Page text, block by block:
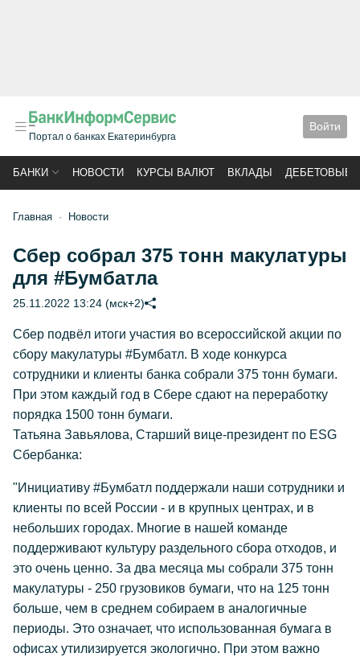
Портал о банках Екатеринбурга
Войти
БАНКИ НОВОСТИ КУРСЫ ВАЛЮТ ВКЛАДЫ ДЕБЕТОВЫЕ
Главная Новости
Сбер собрал 375 тонн макулатуры
для #Бумбатла
25.11.2022 13:24 (мск+2)
Сбер подвёл итоги участия во всероссийской акции по
сбору макулатуры #Бумбатл. В ходе конкурса
сотрудники и клиенты банка собрали 375 тонн бумаги.
При этом каждый год в Сбере сдают на переработку
порядка 1500 тонн бумаги.
Татьяна Завьялова, Старший вице-президент по ESG
Сбербанка:
"Инициативу #Бумбатл поддержали наши сотрудники и
клиенты по всей России - и в крупных центрах, и в
небольших городах. Многие в нашей команде
поддерживают культуру раздельного сбора отходов, и
это очень ценно. За два месяца мы собрали 375 тонн
макулатуры - 250 грузовиков бумаги, что на 125 тонн
больше, чем в среднем собираем в аналогичные
периоды. Это означает, что использованная бумага в
офисах утилизируется экологично. При этом важно